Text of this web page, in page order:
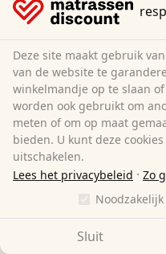
Deze site maakt gebruik
van de website te
winkelmandje op te slaan
worden ook gebruikt om
meten of om op maat
bieden. U kunt deze
uitschakelen.
Lees het privacybeleid · Zo
Noodzakelijk
Sluit